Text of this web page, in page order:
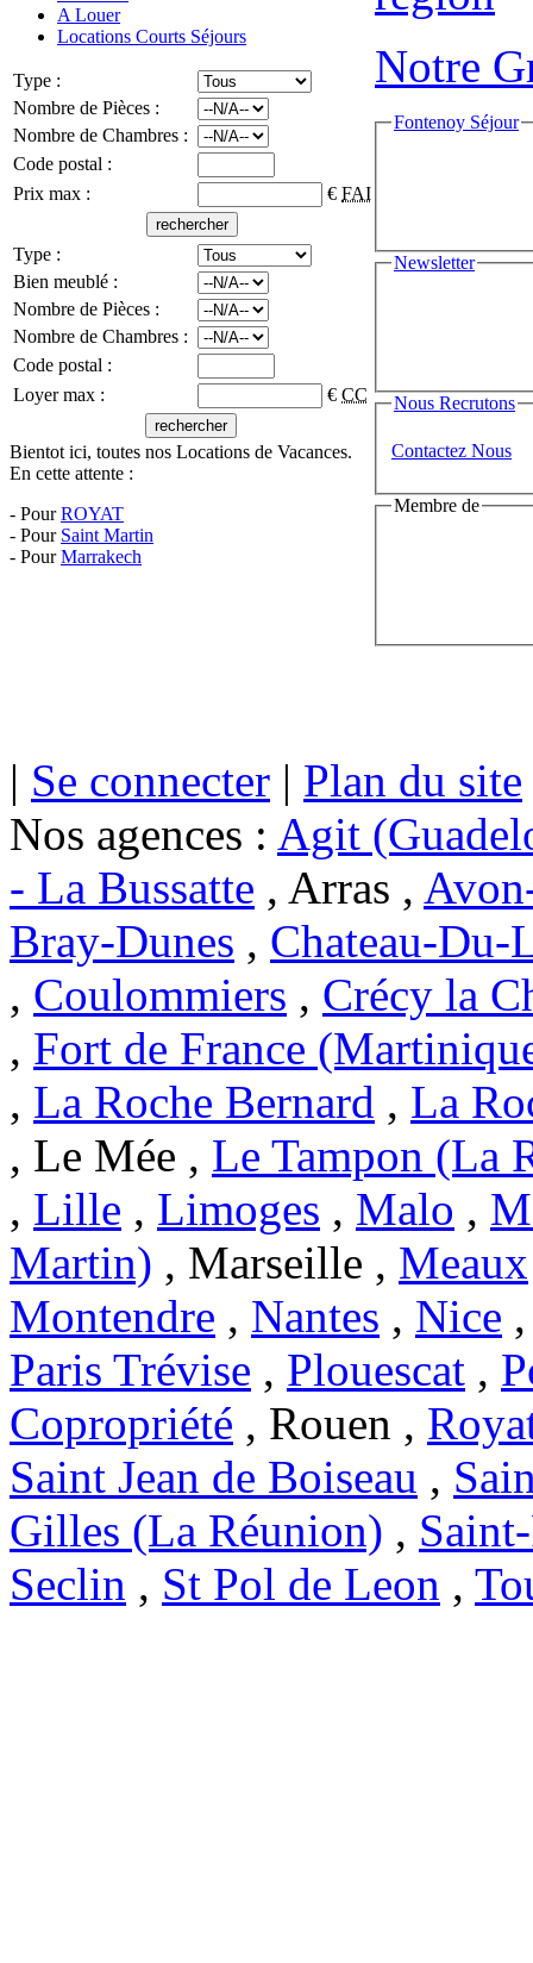
A Louer
Locations Courts Séjours
Type :
Nombre de Pièces :
Nombre de Chambres :
Code postal :
Prix max :
€ FAI
Type :
Bien meublé :
Nombre de Pièces :
Nombre de Chambres :
Code postal :
Loyer max :
€ CC
Bientot ici, toutes nos Locations de Vacances.
En cette attente :
- PourROYAT
- Pour Saint Martin
- PourMarrakech
Notre
Fontenoy Séjour
Newsletter
Nous Recrutons
Contactez Nous
Membre de
| Se connecter | Plan du site
Nos agences : Agit
- La Bussatte , Arras ,
Bray-Dunes , Chateau-Du-
, Coulommiers , Crécy la
, Fort de France
, La Roche Bernard , La
, Le Mée , Le Tampon (La
, Lille , Limoges , Malo ,
Martin) , Marseille , Meaux
Montendre , Nantes , Nice
Paris Trévise , Plouescat ,
Copropriété , Rouen ,
Saint Jean de Boiseau ,
Gilles (La Réunion) ,
Seclin , St Pol de Leon ,